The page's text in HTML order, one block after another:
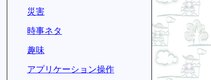
災害
時事ネタ
趣味
アプリケーション操作